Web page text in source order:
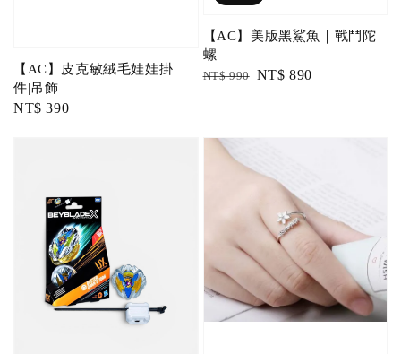
【AC】皮克敏絨毛娃娃掛
件|吊飾
Regular
NT$ 390
【AC】美版黑鯊魚｜戰鬥陀
螺
Regular
NT$ 990 Sale
NT$ 890